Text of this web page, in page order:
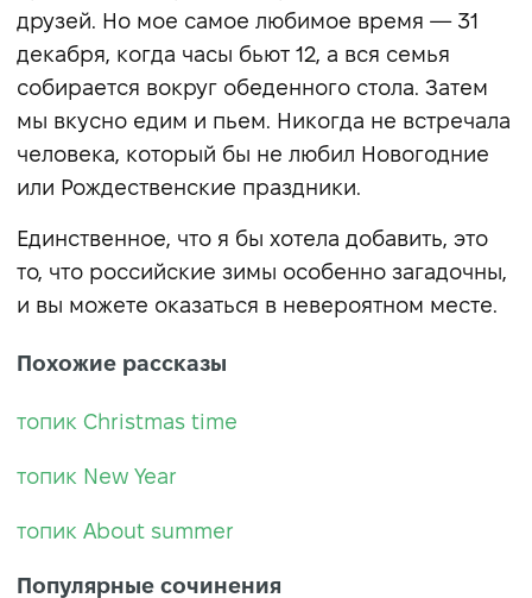
друзей. Но мое самое любимое время — 31
декабря, когда часы бьют 12, а вся семья
собирается вокруг обеденного стола. Затем
мы вкусно едим и пьем. Никогда не встречала
человека, который бы не любил Новогодние
или Рождественские праздники.
Единственное, что я бы хотела добавить, это
то, что российские зимы особенно загадочны,
и вы можете оказаться в невероятном месте.
Похожие рассказы
топик Christmas time
топик New Year
топик About summer
Популярные сочинения